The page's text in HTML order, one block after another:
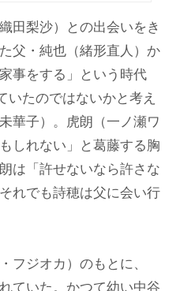
田梨沙）との出会いをき
父・純也（緒形直人）か
事をする」という時代
いたのではないかと考え
華子）。虎朗（一ノ瀬ワ
しれない」と葛藤する胸
は「許せないなら許さな
れでも詩穂は父に会い行
フジオカ）のもとに、
ていた。かつて幼い中谷